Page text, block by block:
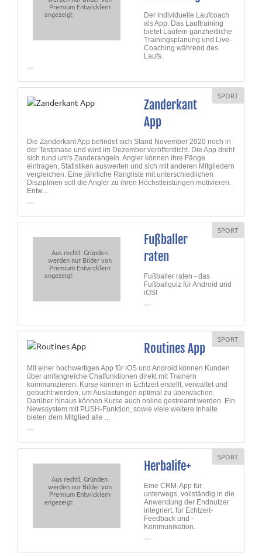
Premium Entwicklern
angezeigt
Der individuelle Laufcoach
als App. Das Lauftraining
bietet Läufern ganzheitliche
Trainingsplanung und Live-
Coaching während des
Laufs.
SPORT
Zanderkant
App
Die Zanderkant App befindet sich Stand November 2020 noch in
der Testphase und wird im Dezember veröffentlicht. Die App dreht
sich rund um's Zanderangeln. Angler können ihre Fänge
eintragen, Statistiken auswerten und sich mit anderen Mitgliedern
vergleichen. Eine jährliche Rangliste mit unterschiedlichen
Disziplinen soll die Angler zu ihren Höchstleistungen motivieren.
Entw...
Aus rechtl. Gründen
werden nur Bilder von
Premium Entwicklern
angezeigt
SPORT
Fußballer
raten
Fußballer raten - das
Fußballquiz für Android und
iOS!
SPORT
Routines App
Mit einer hochwertigen App für iOS und Android können Kunden
über umfangreiche Chatfunktionen direkt mit Trainern
kommunizieren. Kurse können in Echtzeit erstellt, verwaltet und
gebucht werden, um Auslastungen optimal zu überwachen.
Darüber hinaus können Kurse auch online gestreamt werden. Ein
Newssystem mit PUSH-Funktion, sowie viele weitere Inhalte
bieten dem Mitglied alle ...
Aus rechtl. Gründen
werden nur Bilder von
Premium Entwicklern
angezeigt
SPORT
Herbalife+
Eine CRM-App für
unterwegs, vollständig in die
Anwendung der Endnutzer
integriert, für Echtzeit-
Feedback und -
Kommunikation.